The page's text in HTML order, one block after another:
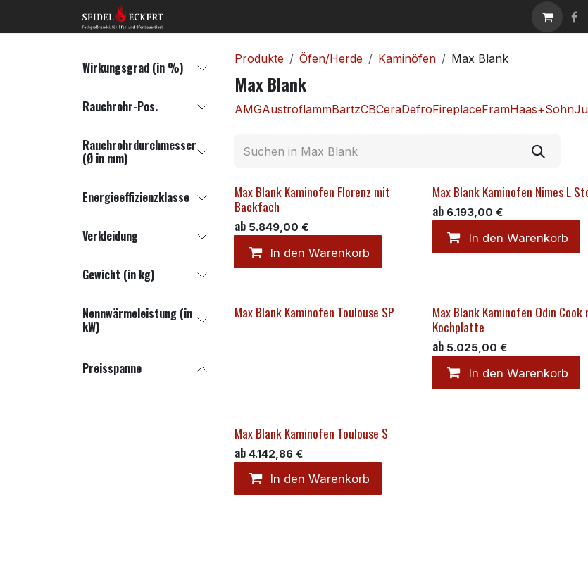
Zum Inhalt springen
Wirkungsgrad (in %)
Rauchrohr-Pos.
Rauchrohrdurchmesser
(Ø in mm)
Energieeffizienzklasse
Verkleidung
Gewicht (in kg)
Nennwärmeleistung (in
kW)
Preisspanne
Produkte Öfen/Herde Kaminöfen Max Blank
Max Blank
AMGAustroflammBartzCBCeraDefroFireplaceFramHaas+Sohn
Max Blank Kaminofen Florenz mit
Backfach
ab 5.849,00 €
In den Warenkorb
Max Blank Kaminofen Nimes L
ab 6.193,00 €
In den Warenkorb
Max Blank Kaminofen Toulouse SP
Max Blank Kaminofen Odin Cook
Kochplatte
ab 5.025,00 €
In den Warenkorb
Max Blank Kaminofen Toulouse S
ab 4.142,86 €
In den Warenkorb